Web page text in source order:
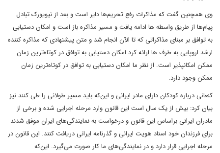
وی همچنین گفت که مذاکرات رفع تحریم‌ها دایر است و بعد از نیویورک تبادل
پیام‌ها از طریق واسطه ها ادامه یافت و مسیر مذاکره باز است و امکان دستیابی
به توافق بر مبنای مذاکراتی که تا الآن انجام شد و متن پیشنهادی که مذاکره کننده
ارشد اروپایی به طرف ها ارائه کرد امکان دستیابی به توافق در کوتاه‌ترین زمان
ممکن امکانپذیر است. از نظر ما امکان دستیابی به توافق در کوتاه‌ترین زمان
ممکن وجود دارد.
کنعانی درباره کودکان دارای مادر ایرانی و این‌که باید مسیر طولانی را طی کنند نیز
بیان کرد: بیش از یک سال است این قانون وارد مرحله اجرایی شده و برخی از
مادران ایرانی براساس این قانون و درخواست به نمایندگی‌های ایران موفق شدند
برای فرزندان خود اسناد هویت ایرانی و گذرنامه ایرانی دریافت کنند. این قانون در
مرحله اجرایی قرار دارد و در نمایندگی‌های ما کار صورت می‌گیرد. این‌که